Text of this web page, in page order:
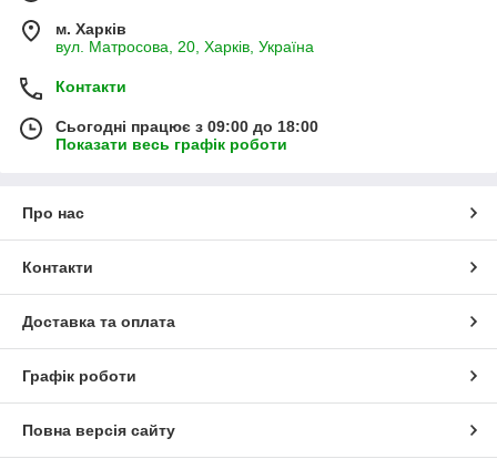
м. Харків
вул. Матросова, 20, Харків, Україна
Контакти
Сьогодні працює з 09:00 до 18:00
Показати весь графік роботи
Про нас
Контакти
Доставка та оплата
Графік роботи
Повна версія сайту